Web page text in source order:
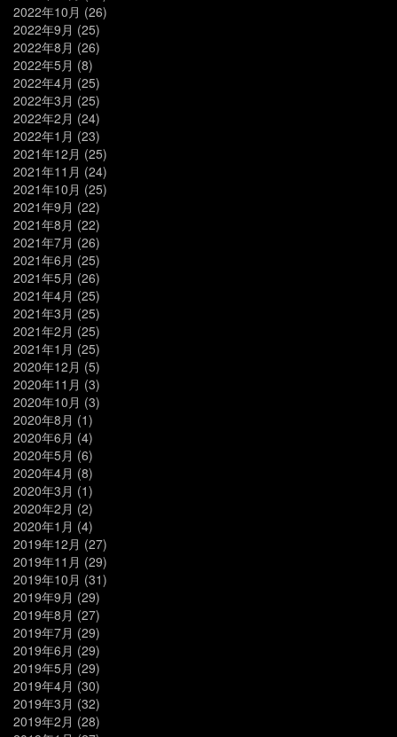
2022年10月 (26)
2022年9月 (25)
2022年8月 (26)
2022年5月 (8)
2022年4月 (25)
2022年3月 (25)
2022年2月 (24)
2022年1月 (23)
2021年12月 (25)
2021年11月 (24)
2021年10月 (25)
2021年9月 (22)
2021年8月 (22)
2021年7月 (26)
2021年6月 (25)
2021年5月 (26)
2021年4月 (25)
2021年3月 (25)
2021年2月 (25)
2021年1月 (25)
2020年12月 (5)
2020年11月 (3)
2020年10月 (3)
2020年8月 (1)
2020年6月 (4)
2020年5月 (6)
2020年4月 (8)
2020年3月 (1)
2020年2月 (2)
2020年1月 (4)
2019年12月 (27)
2019年11月 (29)
2019年10月 (31)
2019年9月 (29)
2019年8月 (27)
2019年7月 (29)
2019年6月 (29)
2019年5月 (29)
2019年4月 (30)
2019年3月 (32)
2019年2月 (28)